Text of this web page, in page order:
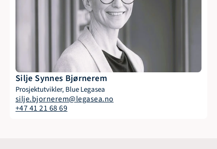
Silje Synnes Bjørnerem
Prosjektutvikler, Blue Legasea
silje.bjornerem@legasea.no
+47 41 21 68 69